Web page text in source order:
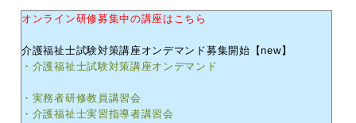
オンライン研修募集中の講座はこちら
介護福祉士試験対策講座オンデマンド募集開始【new】
・介護福祉士試験対策講座オンデマンド
・実務者研修教員講習会
・介護福祉士実習指導者講習会